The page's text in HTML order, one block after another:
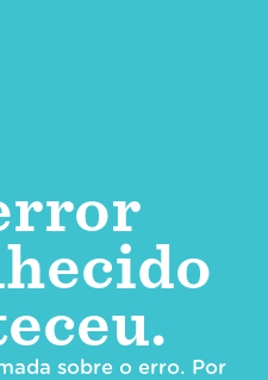
sobre o erro. Por